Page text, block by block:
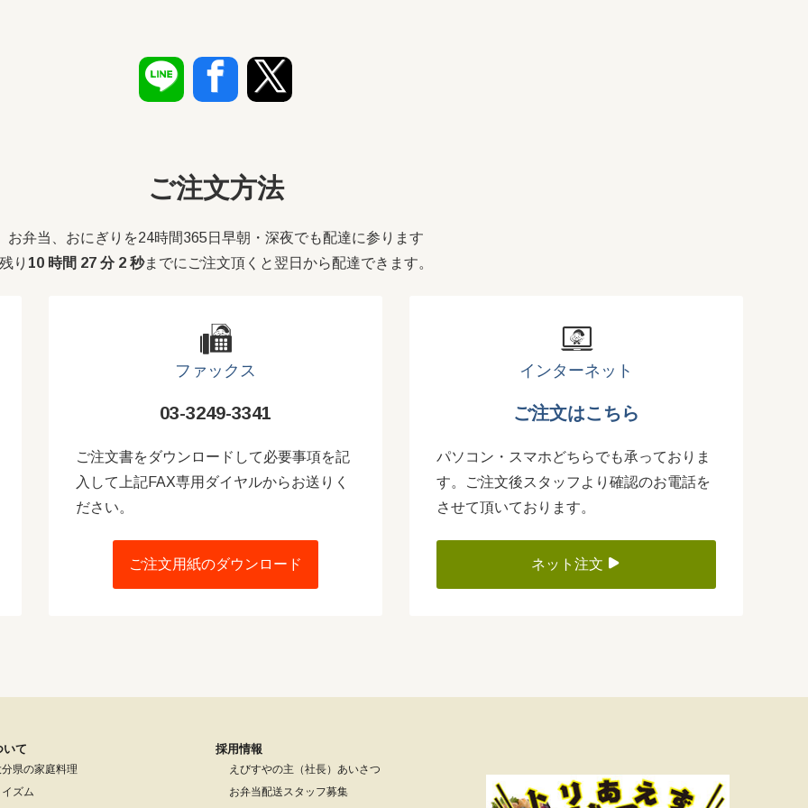
ご注文方法
お弁当、おにぎりを24時間365日早朝・深夜でも配達に参ります
り 10 時間 27 分 2 秒までにご注文頂くと翌日から配達できます。
ファックス
03-3249-3341
ご注文書をダウンロードして必要事項を記
入して上記FAX専用ダイヤルからお送りく
ださい。
ご注文用紙のダウンロード
インターネット
ご注文はこちら
パソコン・スマホどちらでも承っておりま
す。ご注文後スタッフより確認のお電話を
させて頂いております。
ネット注文
いて
県の家庭料理
ズム
採用情報
えびすやの主（社長）あいさつ
お弁当配送スタッフ募集